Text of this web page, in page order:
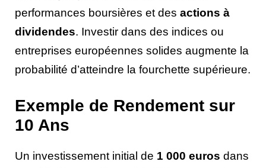
performances boursières et des actions à
dividendes. Investir dans des indices ou
entreprises européennes solides augmente la
probabilité d’atteindre la fourchette supérieure.
Exemple de Rendement sur
10 Ans
Un investissement initial de 1 000 euros dans